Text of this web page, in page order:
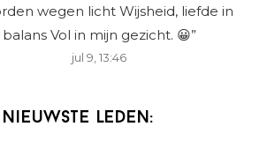
wegen licht Wijsheid, liefde in
balans Vol in mijn gezicht. 😀”
jul 9, 13:46
Nieuwste leden: